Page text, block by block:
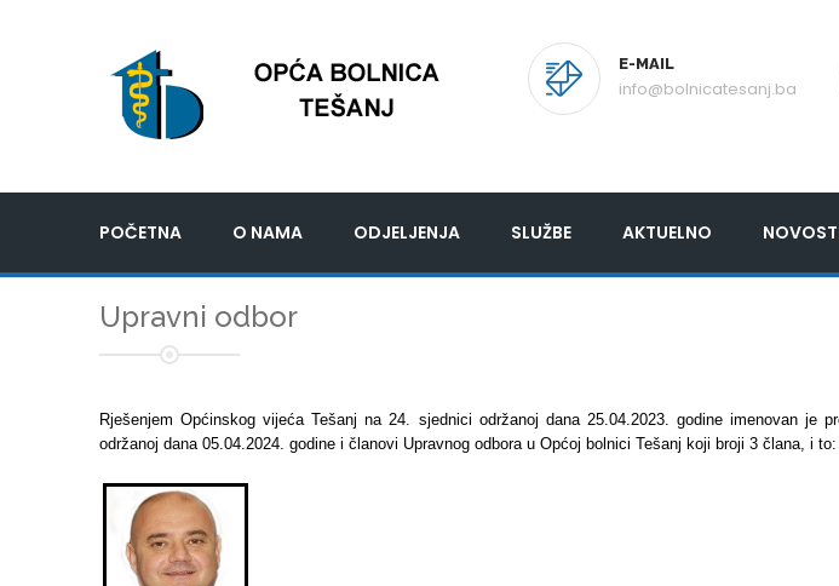
E-MAIL
info@bolnicatesanj.ba
POČETNA O NAMA ODJELJENJA SLUŽBE AKTUELNO
Upravni odbor
Rješenjem Općinskog vijeća Tešanj na 24. sjednici održanoj dana 25.04.2023. godine imenovan je
održanoj dana 05.04.2024. godine i članovi Upravnog odbora u Općoj bolnici Tešanj koji broji 3 člana, i to: